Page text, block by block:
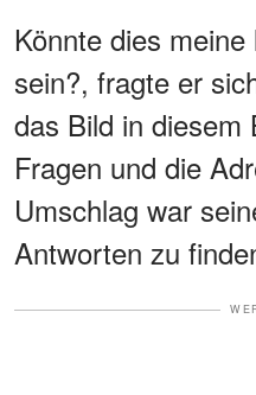
Könnte dies
sein?, fragte er
das Bild in diesem
Fragen und die
Umschlag war
Antworten zu